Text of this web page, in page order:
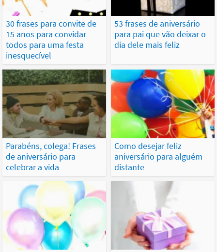
30 frases para convite de
15 anos para convidar
todos para uma festa
inesquecível
53 frases de aniversário
para pai que vão deixar o
dia dele mais feliz
Parabéns, colega! Frases
de aniversário para
celebrar a vida
Como desejar feliz
aniversário para alguém
distante